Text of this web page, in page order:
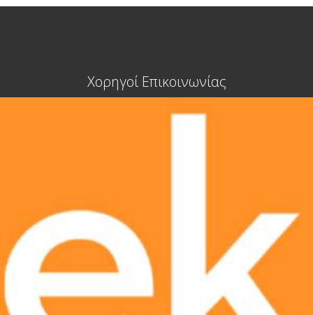
Χορηγοί Επικοινωνίας